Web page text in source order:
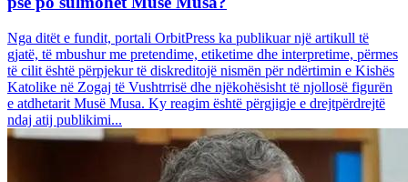
Nga ditët e fundit, portali OrbitPress ka publikuar një artikull të
gjatë, të mbushur me pretendime, etiketime dhe interpretime, përmes
të cilit është përpjekur të diskreditojë nismën për ndërtimin e Kishës
Katolike në Zogaj të Vushtrrisë dhe njëkohësisht të njollosë figurën
e atdhetarit Musë Musa. Ky reagim është përgjigje e drejtpërdrejtë
ndaj atij publikimi...